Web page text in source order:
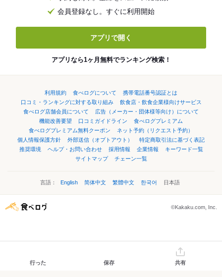
会員登録なし。すぐに利用開始
アプリで開く
アプリなら1ヶ月無料でランキング検索！
利用規約 食べログについて
携帯電話番号認証とは
口コミ・ランキングに対する取り組み
飲食店・飲食企業様向けサービス
食べログ店舗会員について
広告（メーカー・団体様等向け）について
機能改善要望
口コミガイドライン
食べログプレミアム
食べログプレミアム無料クーポン
ネット予約（リクエスト予約）
個人情報保護方針
外部送信（オプトアウト）
特定商取引法に基づく表記
推奨環境
ヘルプ・お問い合わせ 採用情報 企業情報
キーワード一覧
サイトマップ
チェーン一覧
言語： English 简体中文 繁體中文 한국어 日本語
©Kakaku.com, Inc.
行った 保存 共有